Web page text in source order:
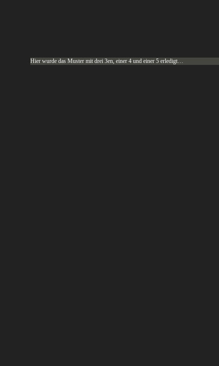
Hier wurde das Muster mit drei 3en, einer 4 und einer 5 erledigt…